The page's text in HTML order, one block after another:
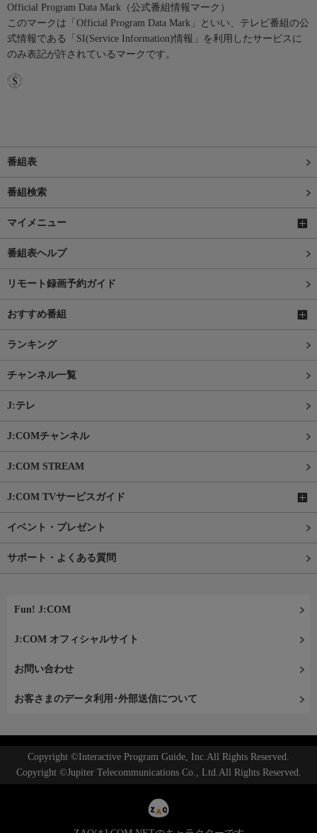
Official Program Data Mark（公式番組情報マーク）
このマークは「Official Program Data Mark」といい、テレビ番組の公
式情報である「SI(Service Information)情報」を利用したサービスに
のみ表記が許されているマークです。
番組表
番組検索
マイメニュー
番組表ヘルプ
リモート録画予約ガイド
おすすめ番組
ランキング
チャンネル一覧
J:テレ
J:COMチャンネル
J:COM STREAM
J:COM TVサービスガイド
イベント・プレゼント
サポート・よくある質問
Fun! J:COM
J:COM オフィシャルサイト
お問い合わせ
お客さまのデータ利用･外部送信について
Copyright ©Interactive Program Guide, Inc.All Rights Reserved.
Copyright ©Jupiter Telecommunications Co., Ltd.All Rights Reserved.